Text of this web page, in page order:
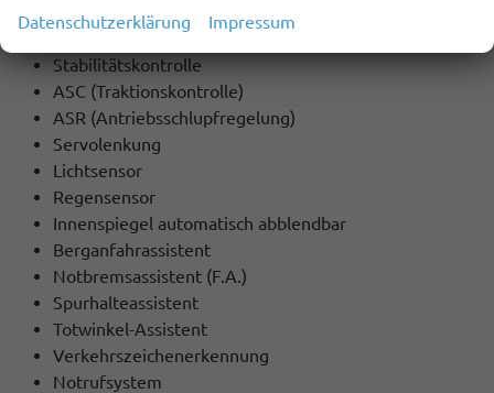
ABS
Stabilitätskontrolle
ASC (Traktionskontrolle)
ASR (Antriebsschlupfregelung)
Servolenkung
Lichtsensor
Regensensor
Innenspiegel automatisch abblendbar
Berganfahrassistent
Notbremsassistent (F.A.)
Spurhalteassistent
Totwinkel-Assistent
Verkehrszeichenerkennung
Notrufsystem
Datenschutzerklärung Impressum